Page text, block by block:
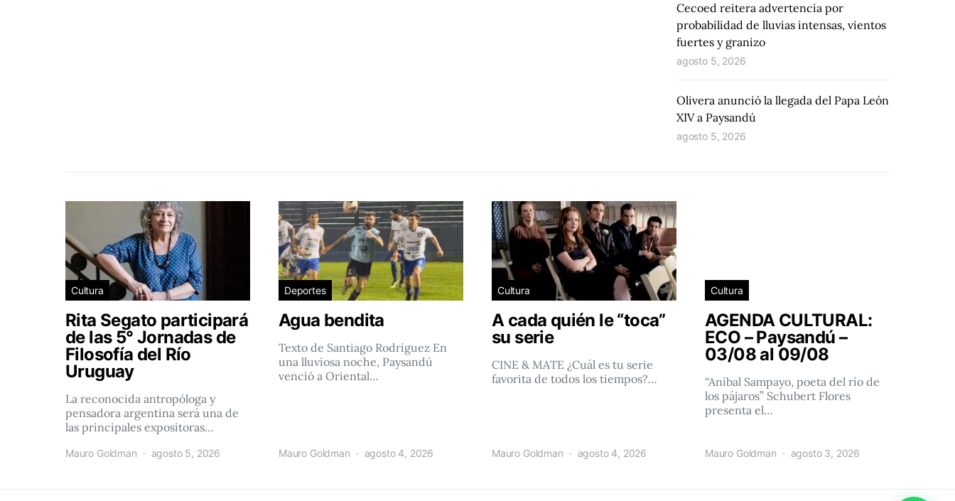
Cecoed reitera advertencia por
probabilidad de lluvias intensas, vientos
fuertes y granizo
agosto 5, 2026
Olivera anunció la llegada del Papa León
XIV a Paysandú
agosto 5, 2026
Cultura
Rita Segato participará
de las 5° Jornadas de
Filosofía del Río
Uruguay
La reconocida antropóloga y
pensadora argentina será una de
las principales expositoras…
Mauro Goldman agosto 5, 2026
Deportes
Agua bendita
Texto de Santiago Rodríguez En
una lluviosa noche, Paysandú
venció a Oriental…
Mauro Goldman agosto 4, 2026
Cultura
A cada quién le “toca”
su serie
CINE & MATE ¿Cuál es tu serie
favorita de todos los tiempos?…
Mauro Goldman agosto 4, 2026
Cultura
AGENDA CULTURAL:
ECO – Paysandú –
03/08 al 09/08
“Aníbal Sampayo, poeta del río de
los pájaros” Schubert Flores
presenta el…
Mauro Goldman agosto 3, 2026